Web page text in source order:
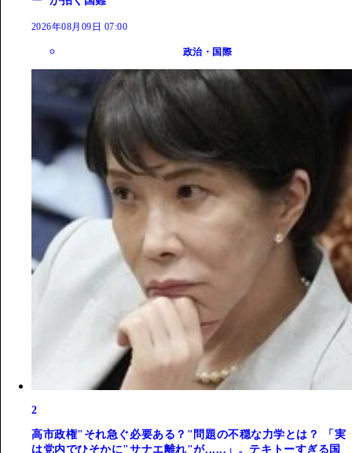
2026年08月09日 07:00
政治・国際
2
高市政権"それ急ぐ必要ある？"問題の不穏な力学とは？ 「実
は党内でひそかに"サナエ離れ"が......」。テキトーすぎる国